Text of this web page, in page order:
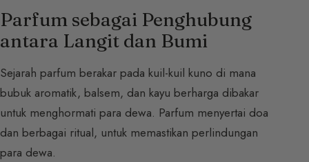
Parfum sebagai Penghubung
antara Langit dan Bumi
Sejarah parfum berakar pada kuil-kuil kuno di mana
bubuk aromatik, balsem, dan kayu berharga dibakar
untuk menghormati para dewa. Parfum menyertai doa
dan berbagai ritual, untuk memastikan perlindungan
para dewa.